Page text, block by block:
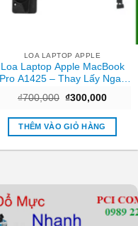
LOA LAPTOP APPLE
Loa Laptop Apple MacBook
Pro A1425 – Thay Lấy Ngay
₫700,000 Giá
là:
₫700,000.
₫300,000Giá
tại
THÊM VÀO GIỎ HÀNG